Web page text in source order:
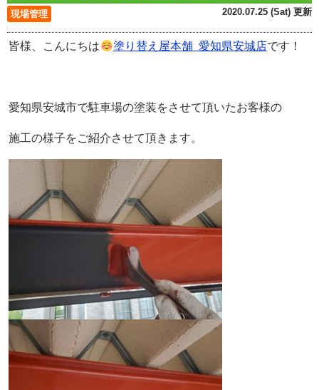
現場管理 2020.07.25 (Sat) 更新
皆様、こんにちは 塗り替え屋本舗 愛知県安城店です！
愛知県安城市で駐車場の塗装をさせて頂いたお客様の
施工の様子をご紹介させて頂きます。